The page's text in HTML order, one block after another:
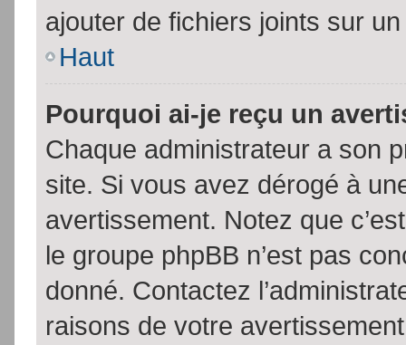
ajouter de fichiers joints sur
Haut
Pourquoi ai-je reçu un
Chaque administrateur a son
site. Si vous avez dérogé à
avertissement. Notez que
le groupe phpBB n’est pas
donné. Contactez
raisons de votre